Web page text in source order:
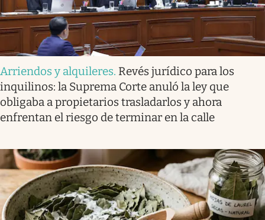
Arriendos y alquileres. Revés jurídico para los
inquilinos: la Suprema Corte anuló la ley que
obligaba a propietarios trasladarlos y ahora
enfrentan el riesgo de terminar en la calle